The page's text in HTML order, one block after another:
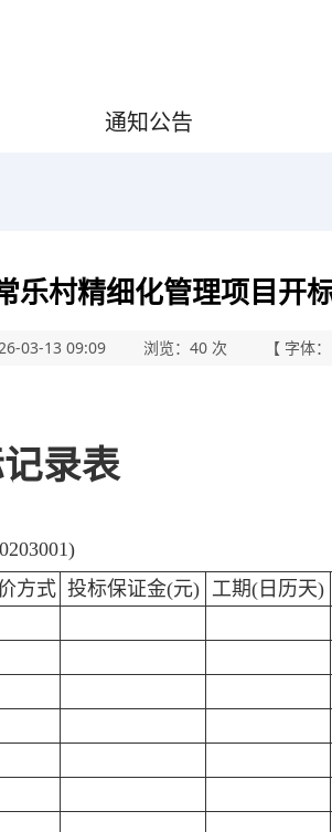
通知公告
乐村精细化管理项目开
03-13 09:09 浏览： 40 次 【 字体：
录表
方式 投标保证金(元) 工期(日历天)